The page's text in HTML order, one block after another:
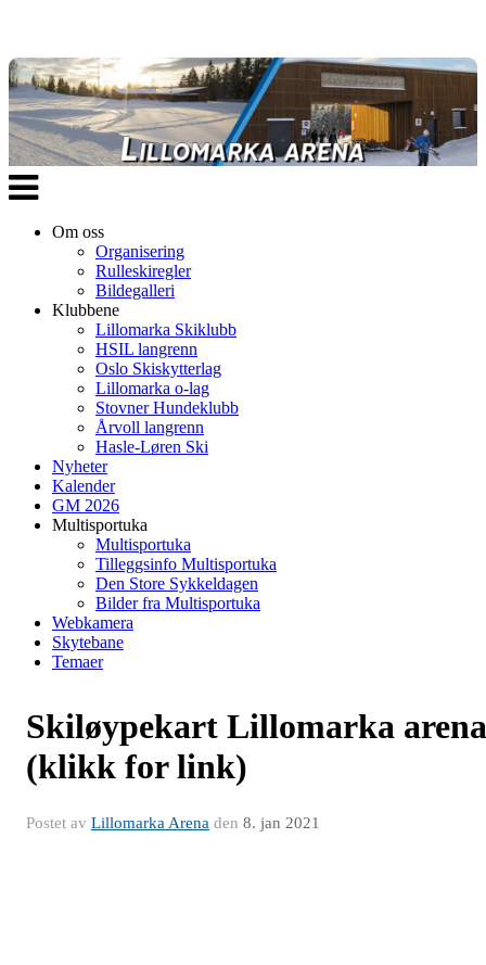
Veksle
navigasjon
Om oss
Organisering
Rulleskiregler
Bildegalleri
Klubbene
Lillomarka Skiklubb
HSIL langrenn
Oslo Skiskytterlag
Lillomarka o-lag
Stovner Hundeklubb
Årvoll langrenn
Hasle-Løren Ski
Nyheter
Kalender
GM 2026
Multisportuka
Multisportuka
Tilleggsinfo Multisportuka
Den Store Sykkeldagen
Bilder fra Multisportuka
Webkamera
Skytebane
Temaer
Skiløypekart Lillomarka arena
(klikk for link)
Postet av Lillomarka Arena den 8. jan 2021